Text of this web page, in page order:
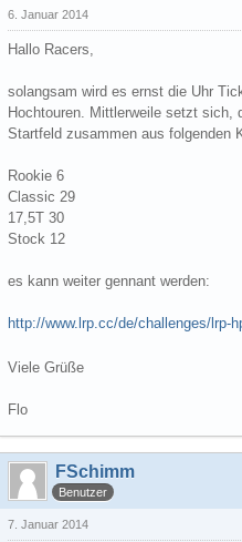
6. Januar 2014
Hallo Racers,
solangsam wird es ernst die Uhr
Hochtouren. Mittlerweile setzt sich,
Startfeld zusammen aus folgenden
Rookie 6
Classic 29
17,5T 30
Stock 12
es kann weiter gennant werden:
http://www.lrp.cc/de/challenges/lrp-
Viele Grüße
Flo
FSchimm
Benutzer
7. Januar 2014